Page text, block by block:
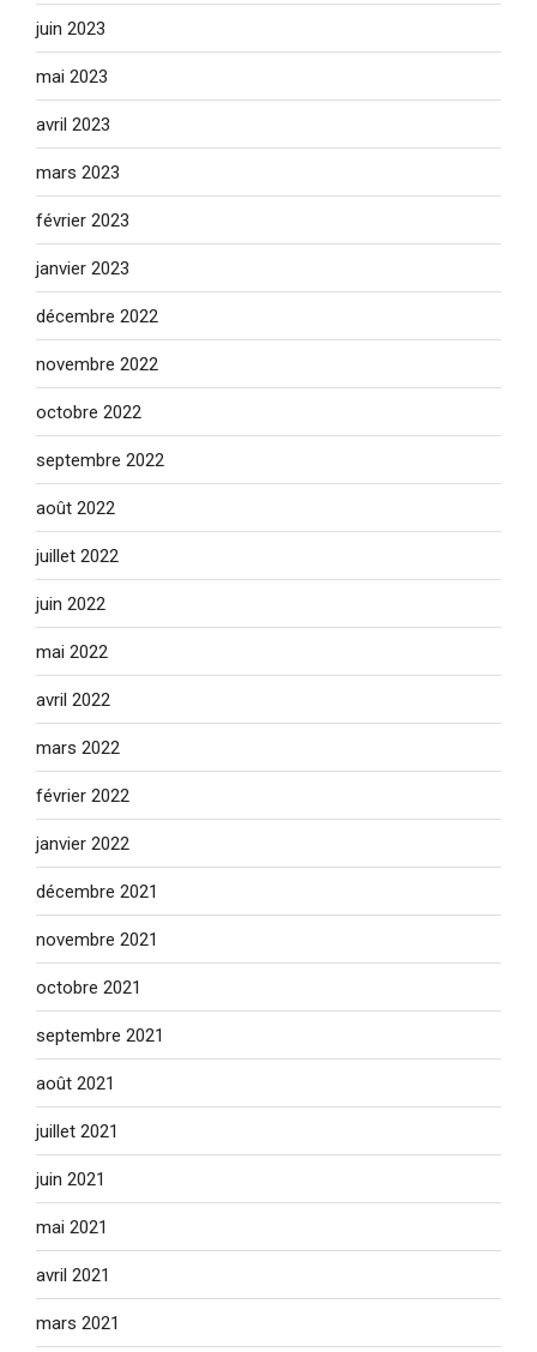
juin 2023
mai 2023
avril 2023
mars 2023
février 2023
janvier 2023
décembre 2022
novembre 2022
octobre 2022
septembre 2022
août 2022
juillet 2022
juin 2022
mai 2022
avril 2022
mars 2022
février 2022
janvier 2022
décembre 2021
novembre 2021
octobre 2021
septembre 2021
août 2021
juillet 2021
juin 2021
mai 2021
avril 2021
mars 2021